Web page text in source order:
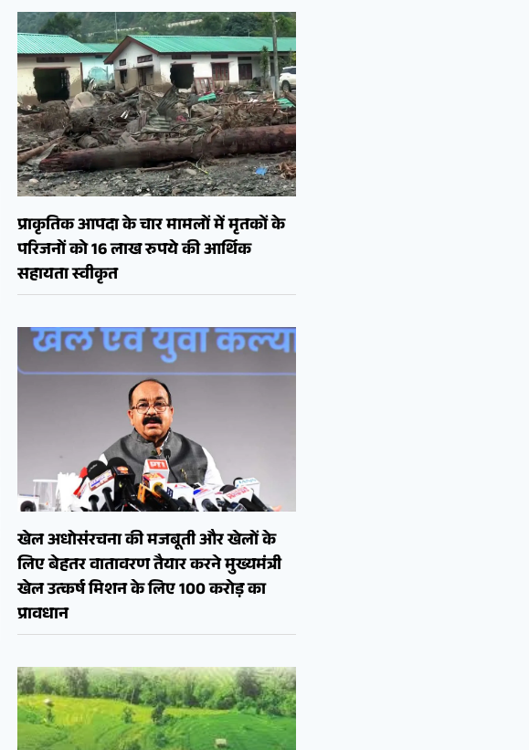
प्राकृतिक आपदा के चार मामलों में मृतकों के
परिजनों को 16 लाख रुपये की आर्थिक
सहायता स्वीकृत
खेल अधोसंरचना की मजबूती और खेलों के
लिए बेहतर वातावरण तैयार करने मुख्यमंत्री
खेल उत्कर्ष मिशन के लिए 100 करोड़ का
प्रावधान